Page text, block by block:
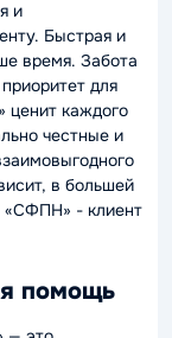
и
Быстрая и
время. Забота
для
ценит каждого
честные и
в большей
«СФПН» - клиент
помощь